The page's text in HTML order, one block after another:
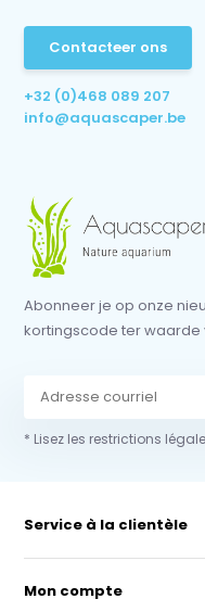
Contacteer ons
+32 (0)468 089 207
info@aquascaper.be
Abonneer je op onze
kortingscode ter waarde
* Lisez les restrictions
Service à la clientèle
Mon compte